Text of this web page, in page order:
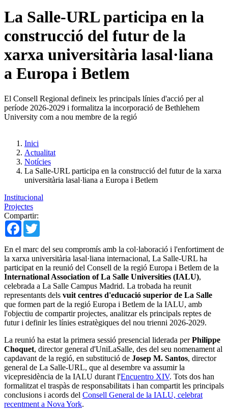
La Salle-URL participa en la
construcció del futur de la
xarxa universitària lasal·liana
a Europa i Betlem
El Consell Regional defineix les principals línies d'acció per al
període 2026-2029 i formalitza la incorporació de Bethlehem
University com a nou membre de la regió
Inici
Actualitat
Notícies
La Salle-URL participa en la construcció del futur de la xarxa
universitària lasal·liana a Europa i Betlem
Institucional
Projectes
Compartir:
Facebook
En el marc del seu compromís amb la col·laboració i l'enfortiment de
la xarxa universitària lasal·liana internacional, La Salle-URL ha
participat en la reunió del Consell de la regió Europa i Betlem de la
International Association of La Salle Universities (IALU),
celebrada a La Salle Campus Madrid. La trobada ha reunit
representants dels vuit centres d'educació superior de La Salle
que formen part de la regió Europa i Betlem de la IALU, amb
l'objectiu de compartir projectes, analitzar els principals reptes de
futur i definir les línies estratègiques del nou trienni 2026-2029.
La reunió ha estat la primera sessió presencial liderada perPhilippe
Choquet, director general d'UniLaSalle, des del seu nomenament al
capdavant de la regió, en substitució de Josep M. Santos, director
general de La Salle-URL, que al desembre va assumir la
vicepresidència de la IALU durant l'Encuentro XIV. Tots dos han
formalitzat el traspàs de responsabilitats i han compartit les principals
conclusions i acords del Consell General de la IALU, celebrat
recentment a Nova York.